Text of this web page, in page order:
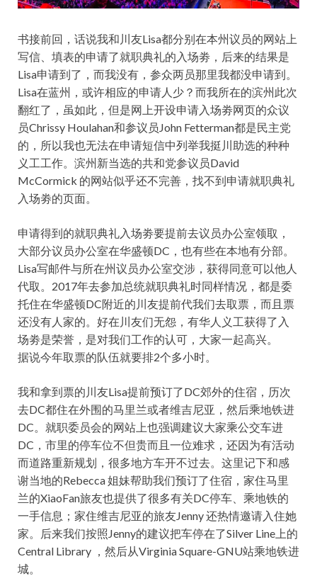
书接前回，话说我和川友Lisa都分别在本州议员的网站上
写信、填表的申请了就职典礼的入场劵，后来的结果是
Lisa申请到了，而我没有，参众两员那里我都没申请到。
Lisa在蓝州，或许相应的申请人少？而我所在的滨州此次
翻红了，虽如此，但是网上开设申请入场劵网页的众议
员Chrissy Houlahan和参议员John Fetterman都是民主党
的，所以我也无法在申请短信中列举我挺川助选的种种
义工工作。滨州新当选的共和党参议员David
McCormick 的网站似乎还不完善，找不到申请就职典礼
入场劵的页面。
申请得到的就职典礼入场劵要提前去议员办公室领取，
大部分议员办公室在华盛顿DC，也有些在本地有分部。
Lisa写邮件与所在州议员办公室交涉，获得同意可以他人
代取。2017年去参加总统就职典礼时同样情况，都是委
托住在华盛顿DC附近的川友提前代我们去取票，而且票
还没有人家的。好在川友们无怨，有华人义工获得了入
场劵是荣誉，是对我们工作的认可，大家一起高兴。
据说今年取票的队伍就要排2个多小时。
我和拿到票的川友Lisa提前预订了DC郊外的住宿，历次
去DC都住在外围的马里兰或者维吉尼亚，然后乘地铁进
DC。就职委员会的网站上也强调建议大家乘公交车进
DC，市里的停车位不但贵而且一位难求，还因为有活动
而道路重新规划，很多地方车开不过去。这里记下和感
谢当地的Rebecca 姐妹帮助我们预订了住宿，家住马里
兰的XiaoFan旅友也提供了很多有关DC停车、乘地铁的
一手信息；家住维吉尼亚的旅友Jenny 还热情邀请入住她
家。后来我们按照Jenny的建议把车停在了Silver Line上的
Central Library ，然后从Virginia Square-GNU站乘地铁进
城。